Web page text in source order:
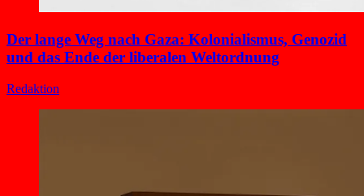
Der lange Weg nach Gaza: Kolonialismus, Genozid
und das Ende der liberalen Weltordnung
Redaktion